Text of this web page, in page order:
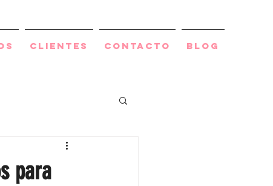
Clientes Contacto BLOG
para